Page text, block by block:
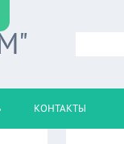
КОНТАКТЫ